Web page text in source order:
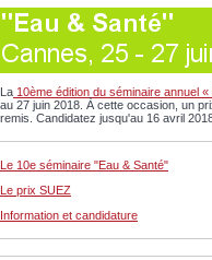
La 10ème édition du séminaire annuel
au 27 juin 2018. À cette occasion, un
remis. Candidatez jusqu'au 16 avril
Le 10e séminaire "Eau & Santé"
Le prix SUEZ
Information et candidature